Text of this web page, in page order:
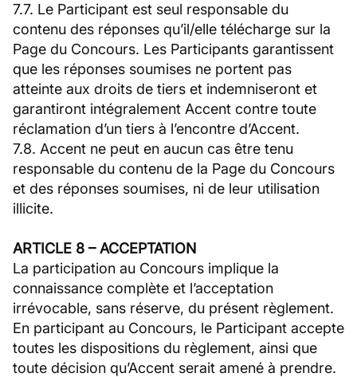
7.7. Le Participant est seul responsable du
contenu des réponses qu’il/elle télécharge sur la
Page du Concours. Les Participants garantissent
que les réponses soumises ne portent pas
atteinte aux droits de tiers et indemniseront et
garantiront intégralement Accent contre toute
réclamation d’un tiers à l’encontre d’Accent.
7.8. Accent ne peut en aucun cas être tenu
responsable du contenu de la Page du Concours
et des réponses soumises, ni de leur utilisation
illicite.
ARTICLE 8 – ACCEPTATION
La participation au Concours implique la
connaissance complète et l’acceptation
irrévocable, sans réserve, du présent règlement.
En participant au Concours, le Participant accepte
toutes les dispositions du règlement, ainsi que
toute décision qu’Accent serait amené à prendre.